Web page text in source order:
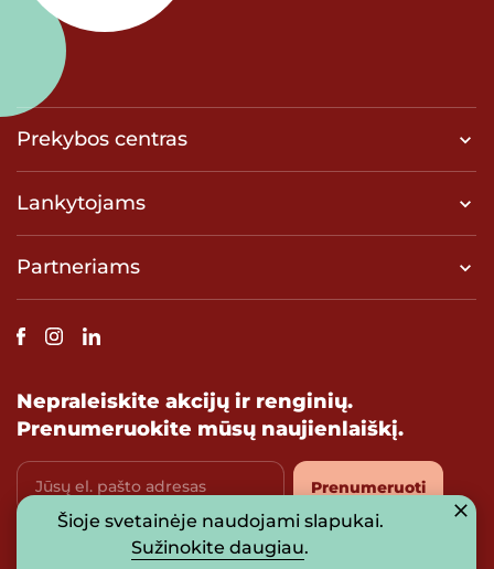
Prekybos centras
Lankytojams
Partneriams
Nepraleiskite akcijų ir renginių.
Prenumeruokite mūsų naujienlaiškį.
Jūsų el. pašto adresas
privatumo politika
Prenumeruoti
Šioje svetainėje naudojami slapukai.
Sužinokite daugiau.